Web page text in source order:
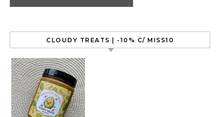
CLOUDY TREATS | -10% C/ MISS10